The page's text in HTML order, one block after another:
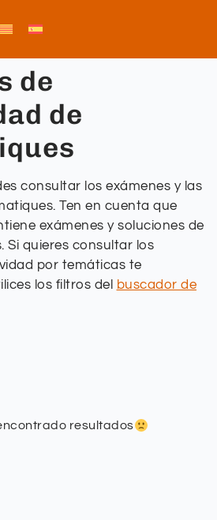
de
de
consultar los exámenes y las
Ten en cuenta que
exámenes y soluciones de
Si quieres consultar los
por temáticas te
los filtros del
buscador de
resultados